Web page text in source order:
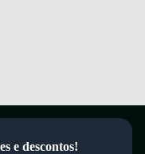
e descontos!